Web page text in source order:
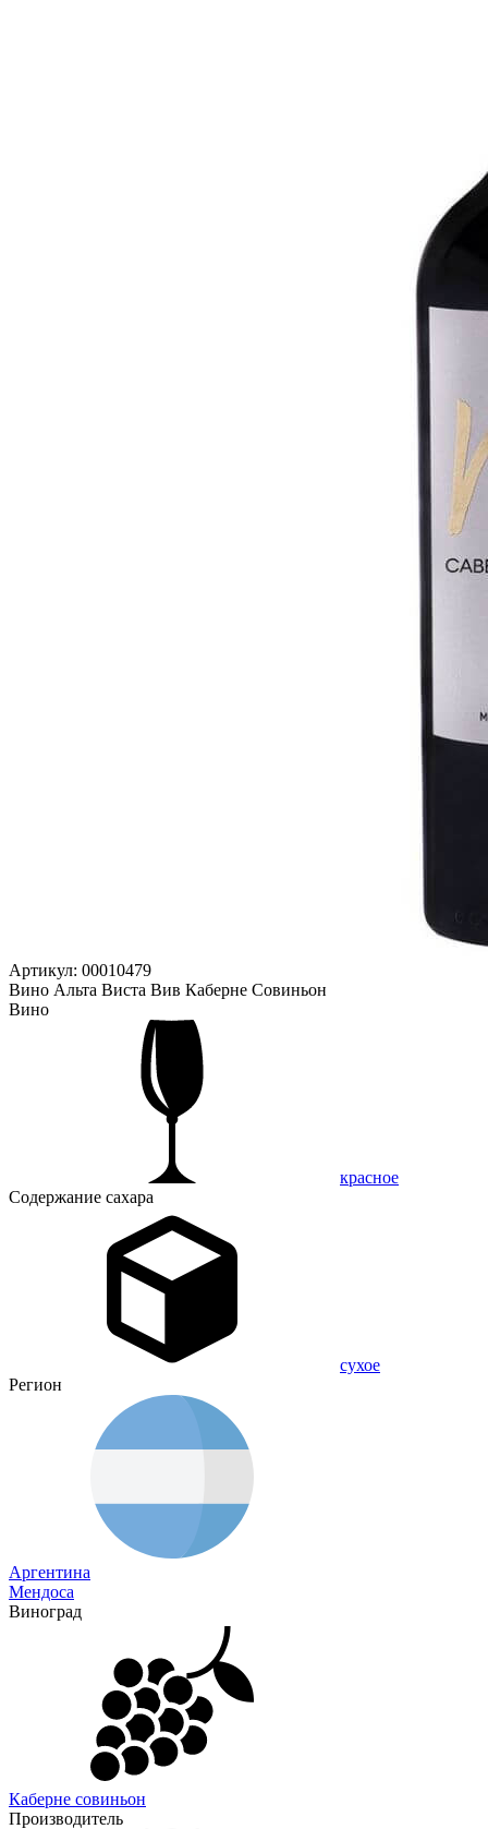
Артикул: 00010479
Вино Альта Виста Вив Каберне Совиньон
Вино
красное
Содержание сахара
сухое
Регион
Аргентина
Мендоса
Виноград
Каберне совиньон
Производитель